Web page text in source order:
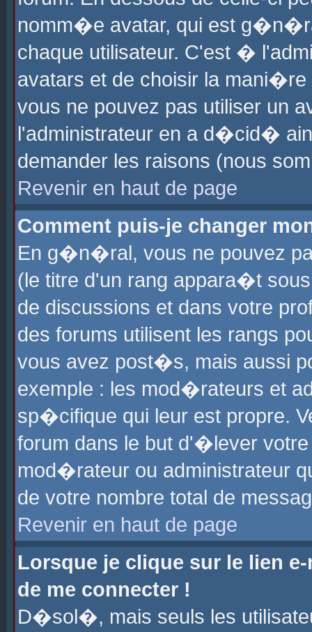
nomm�e avatar, qui est
chaque utilisateur. C'est �
avatars et de choisir la
vous ne pouvez pas utiliser un
l'administrateur en a d�cid�
demander les raisons (nous
Revenir en haut de page
Comment puis-je changer
En g�n�ral, vous ne pouvez
(le titre d'un rang appara�t
de discussions et dans votre
des forums utilisent les rangs
vous avez post�s, mais aussi
exemple : les mod�rateurs et
sp�cifique qui leur est propre.
forum dans le but d'�lever
mod�rateur ou administrateur
de votre nombre total de
Revenir en haut de page
Lorsque je clique sur le lien
de me connecter !
D�sol�, mais seuls les